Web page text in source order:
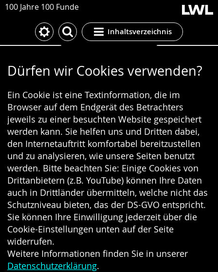
100 Jahre 100 Funde
Inhaltsverzeichnis
Cookie-Einstellungen
Dürfen wir Cookies verwenden?
Ein Cookie ist eine Textinformation, die im
Browser auf dem Endgerät des Betrachters
jeweils zu einer besuchten Website gespeichert
werden kann. Sie helfen uns und Dritten dabei,
den Internetauftritt komfortabel bereitzustellen
und zu analysieren, wie unsere Seiten benutzt
werden. Bitte beachten Sie: Einige Cookies von
Drittanbietern (z.B. YouTube) können Ihre Daten
auch in Drittländer übermitteln, welche nicht das
Schutzniveau bieten, das der DS-GVO entspricht.
Sie können Ihre Einwilligung jederzeit über die
Cookie-Einstellungen unten auf der Seite
widerrufen.
Weitere Informationen finden Sie in unserer
Datenschutzerklärung.